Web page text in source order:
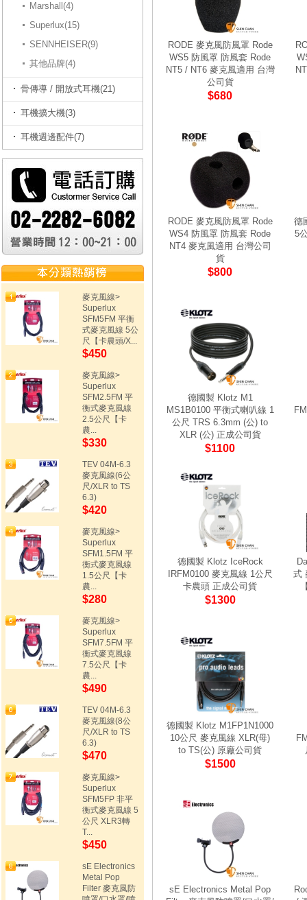
Marshall(4)
Superlux(15)
SENNHEISER(9)
其他品牌(4)
骨傳導 / 開放式耳機(21)
耳機擴大機(3)
耳機週邊配件(7)
麥克風線>
Superlux
SFM5FM 平衡
式麥克風線 5公
尺【卡農頭/X...
$450
麥克風線>
Superlux
SFM2.5FM 平
衡式麥克風線
2.5公尺【卡
農...
$330
TEV 04M-6.3
麥克風線(6公
尺/XLR to TS
6.3)
$420
麥克風線>
Superlux
SFM1.5FM 平
衡式麥克風線
1.5公尺【卡
農...
$280
麥克風線>
Superlux
SFM7.5FM 平
衡式麥克風線
7.5公尺【卡
農...
$490
TEV 04M-6.3
麥克風線(8公
尺/XLR to TS
6.3)
$470
麥克風線>
Superlux
SFM5FP 非平
衡式麥克風線 5
公尺 XLR3轉
T...
$450
sE Electronics
Metal Pop
Filter 麥克風防
RODE 麥克風防風罩 Rode
WS5 防風罩 防風套 Rode
NT5 / NT6 麥克風適用 台灣
公司貨
$680
RODE 麥克風防風罩 Rode
WS4 防風罩 防風套 Rode
NT4 麥克風適用 台灣公司
貨
$800
德
5
德國製 Klotz M1
MS1B0100 平衡式喇叭線 1
公尺 TRS 6.3mm (公) to
XLR (公) 正成公司貨
$1100
德國製 Klotz IceRock
IRFM0100 麥克風線 1公尺
卡農頭 正成公司貨
$1300
式
德國製 Klotz M1FP1N1000
10公尺 麥克風線 XLR(母)
to TS(公) 原廠公司貨
$1500
sE Electronics Metal Pop